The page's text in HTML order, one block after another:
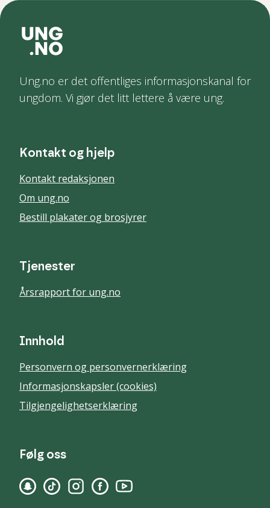
Ung.no er det offentliges informasjonskanal for
ungdom. Vi gjør det litt lettere å være ung.
Kontakt og hjelp
Kontakt redaksjonen
Om ung.no
Bestill plakater og brosjyrer
Tjenester
Årsrapport for ung.no
Innhold
Personvern og personvernerklæring
Informasjonskapsler (cookies)
Tilgjengelighetserklæring
Følg oss